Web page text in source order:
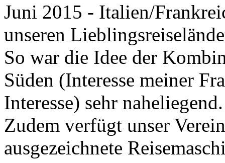
Juni 2015 - Italien/
unseren
So war die Idee der
Süden (Interesse meiner
Interesse) sehr naheliegend.
Zudem verfügt unser
ausgezeichnete